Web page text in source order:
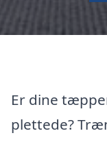
Er dine
plettede?